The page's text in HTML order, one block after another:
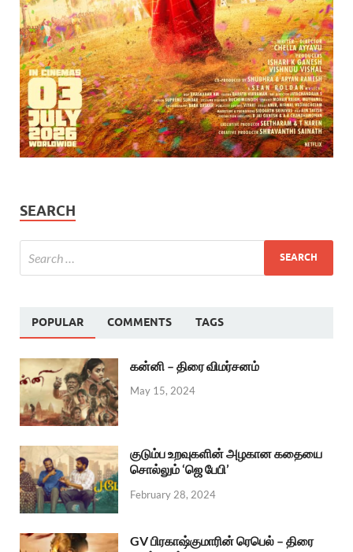
SEARCH
POPULAR COMMENTS TAGS
கன்னி – திரை விமர்சனம்
May 15, 2024
குடும்ப உறவுகளின் அழகான கதையை
சொல்லும் ‘ஜெ பேபி’
February 28, 2024
GV பிரகாஷ்குமாரின் ரெபெல் – திரை